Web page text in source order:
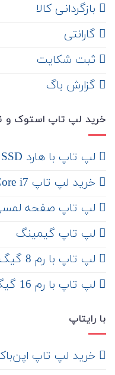
‌ بازگردانی کالا
گارانتی
ثبت شکایت
‌ گزارش باگ
خرید لپ تاپ استوک و
لپ تاپ با هارد SSD
خرید لپ تاپ Core i7
لپ تاپ صفحه
لپ تاپ گیمینگ
لپ تاپ با رم 8 گیگ
لپ تاپ با رم 16 گیگ
با رایتاپ
خرید لپ تاپ